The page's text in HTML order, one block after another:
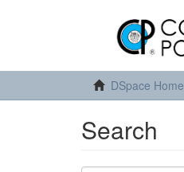
DSpace Home
Search